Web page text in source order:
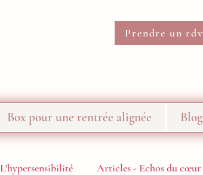
Prendre un rdv
Box pour une rentrée alignée Blog
L'hypersensibilité Articles - Echos du cœur